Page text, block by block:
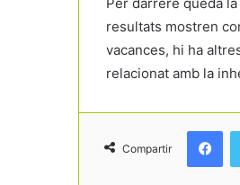
resultats mostren
vacances, hi ha
relacionat amb la
Compartir